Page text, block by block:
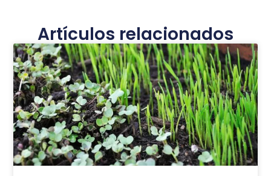
Artículos relacionados